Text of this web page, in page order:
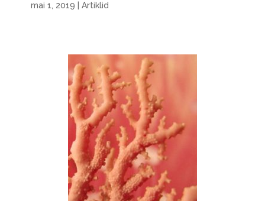
mai 1, 2019 Artiklid